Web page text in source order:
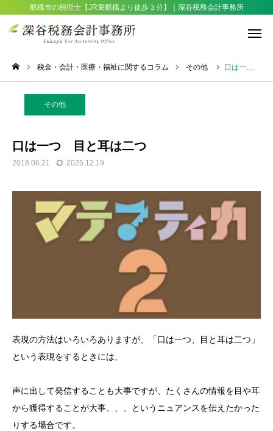
船橋市の税理士【JR東船橋より徒歩３分】｜深谷税務会計事務所
税金・会計・医療・福祉に関するコラム その他 口は一つ 目と耳は二つ
その他
口は一つ 目と耳は二つ
2018.06.21 2025.12.19
表現の方法はいろいろありますが、「口は一つ、目と耳は二つ」
という表現をするときには、
声に出して発信することも大事ですが、たくさんの情報を目や耳
から獲得することが大事、、、というニュアンスを伝えたかった
りする場合です。
 お知らせ
想い・選ばれる理由
サービス一覧
医療・福祉コラム
ごあいさつ
事業所紹介